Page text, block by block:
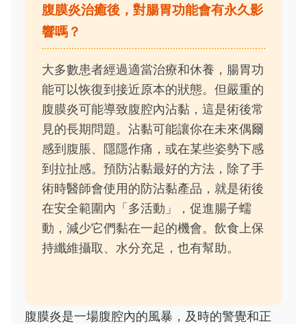
腹膜炎治癒後，對腸胃功能會有永久影
響嗎？
大多數患者經過適當治療和休養，腸胃功
能可以恢復到接近原本的狀態。但嚴重的
腹膜炎可能導致腹腔內沾黏，這是術後常
見的長期問題。沾黏可能讓你在未來偶爾
感到腹脹、隱隱作痛，或在某些姿勢下感
到拉扯感。預防沾黏最好的方法，除了手
術時醫師會使用的防沾黏產品，就是術後
在安全範圍內「多活動」，促進腸子蠕
動，減少它們黏在一起的機會。飲食上保
持纖維攝取、水分充足，也有幫助。
腹膜炎是一場腹腔內的風暴，及時的警覺和正